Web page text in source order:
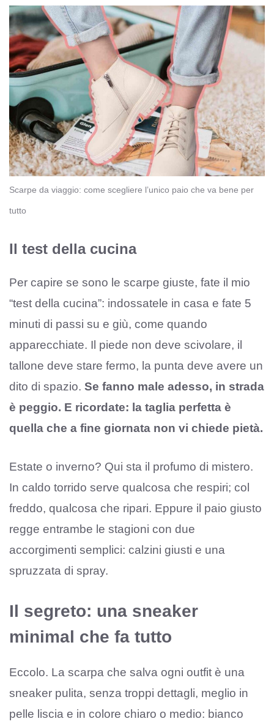
Scarpe da viaggio: come scegliere l’unico paio che va bene per
tutto
Il test della cucina
Per capire se sono le scarpe giuste, fate il mio
“test della cucina”: indossatele in casa e fate 5
minuti di passi su e giù, come quando
apparecchiate. Il piede non deve scivolare, il
tallone deve stare fermo, la punta deve avere un
dito di spazio. Se fanno male adesso, in strada
è peggio. E ricordate: la taglia perfetta è
quella che a fine giornata non vi chiede pietà.
Estate o inverno? Qui sta il profumo di mistero.
In caldo torrido serve qualcosa che respiri; col
freddo, qualcosa che ripari. Eppure il paio giusto
regge entrambe le stagioni con due
accorgimenti semplici: calzini giusti e una
spruzzata di spray.
Il segreto: una sneaker
minimal che fa tutto
Eccolo. La scarpa che salva ogni outfit è una
sneaker pulita, senza troppi dettagli, meglio in
pelle liscia e in colore chiaro o medio: bianco